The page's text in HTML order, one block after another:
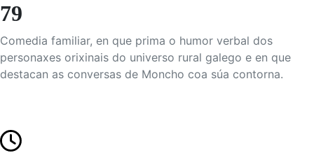
79
Comedia familiar, en que prima o humor verbal dos
personaxes orixinais do universo rural galego e en que
destacan as conversas de Moncho coa súa contorna.